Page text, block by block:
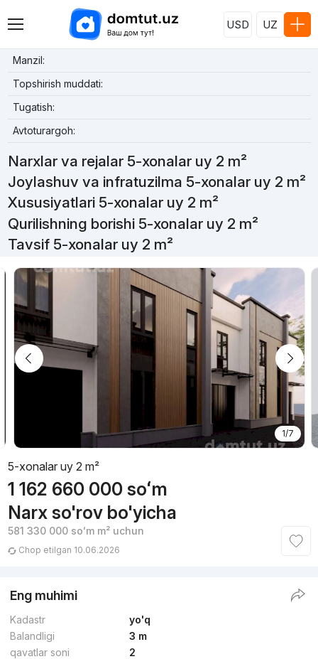
USD UZ
Manzil:
Topshirish muddati:
Tugatish:
Avtoturargoh:
Narxlar va rejalar 5-xonalar uy 2 m²
Joylashuv va infratuzilma 5-xonalar uy 2 m²
Xususiyatlari 5-xonalar uy 2 m²
Qurilishning borishi 5-xonalar uy 2 m²
Tavsif 5-xonalar uy 2 m²
1/7
5-xonalar uy 2 m²
1 162 660 000 soʻm
Narx so'rov bo'yicha
581 330 000 soʻmm² uchun
Chop etilgan 10.06.2026
Eng muhimi
Kadastr
yo'q
Balandligi
3 m
qavatlar soni
2